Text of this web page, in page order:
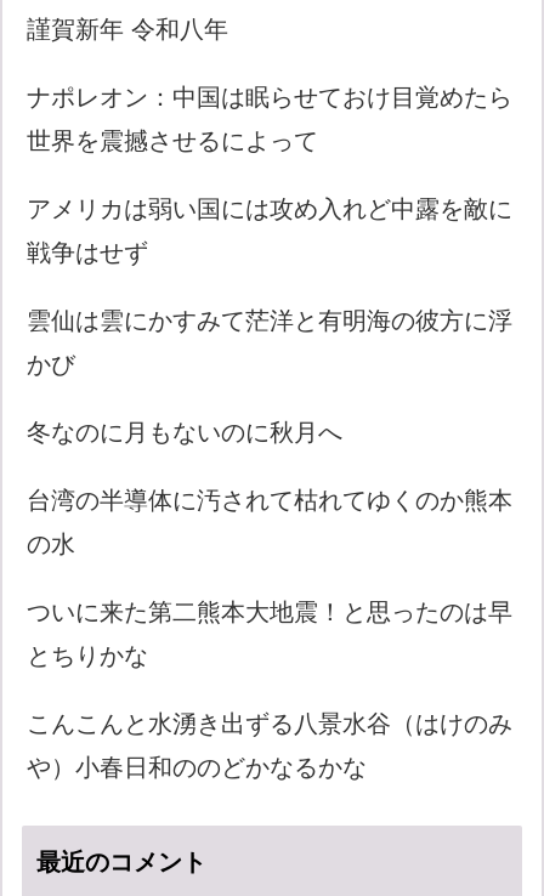
謹賀新年 令和八年
ナポレオン：中国は眠らせておけ目覚めたら
世界を震撼させるによって
アメリカは弱い国には攻め入れど中露を敵に
戦争はせず
雲仙は雲にかすみて茫洋と有明海の彼方に浮
かび
冬なのに月もないのに秋月へ
台湾の半導体に汚されて枯れてゆくのか熊本
の水
ついに来た第二熊本大地震！と思ったのは早
とちりかな
こんこんと水湧き出ずる八景水谷（はけのみ
や）小春日和ののどかなるかな
最近のコメント